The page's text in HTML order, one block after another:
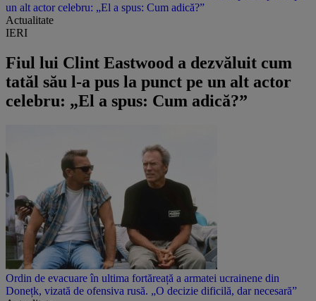
un alt actor celebru: „El a spus: Cum adică?”
Actualitate
IERI
Fiul lui Clint Eastwood a dezvăluit cum
tatăl său l-a pus la punct pe un alt actor
celebru: „El a spus: Cum adică?”
Ordin de evacuare în ultima fortăreață a armatei ucrainene din
Donețk, vizată de ofensiva rusă. „O decizie dificilă, dar necesară”